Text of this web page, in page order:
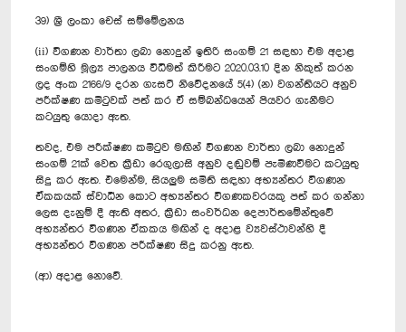
39) ශ්‍රී ලංකා චෙස් සම්මේලනය
(ii) විගණන වාර්තා ලබා නොදුන් ඉතිරි සංගම් 21 සඳහා එම අදාළ
සංගම්හි මූල්‍ය පාලනය විධිමත් කිරීමට 2020.03.10 දින නිකුත් කරන
ලද අංක 2166/9 දරන ගැසට් නිවේදනයේ 5(4) (න) වගන්තියට අනුව
පරීක්ෂණ කමිටුවක් පත් කර ඒ සම්බන්ධයෙන් පියවර ගැනීමට
කටයුතු යොදා ඇත.
තවද, එම පරීක්ෂණ කමිටුව මඟින් විගණන වාර්තා ලබා නොදුන්
සංගම් 21ක් වෙත ක්‍රීඩා රෙගුලාසි අනුව දඬුවම් පැමිණවීමට කටයුතු
සිදු කර ඇත. එමෙන්ම, සියලුම සමිති සඳහා අභ්‍යන්තර විගණන
ඒකකයක් ස්වාධීන කොට අභ්‍යන්තර විගණකවරයකු පත් කර ගන්නා
ලෙස දැනුම් දී ඇති අතර, ක්‍රීඩා සංවර්ධන දෙපාර්තමේන්තුවේ
අභ්‍යන්තර විගණන ඒකකය මඟින් ද අදාළ ව්‍යවස්ථාවන්හි දී
අභ්‍යන්තර විගණන පරීක්ෂණ සිදු කරනු ඇත.
(ආ) අදාළ නොවේ.